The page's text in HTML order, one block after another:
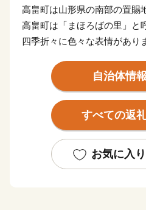
高畠町は山形県の南部の置賜
高畠町は「まほろばの里」と
四季折々に色々な表情があり
という意味の古語「まほら」
町は自然も稔りも豊かで歴史
高畠町の特産品：米、ラ・フ
クケーキ、そば、納豆、乳製
ス、ジャム、ドレッシング、
自治体情
すべての返
お気に入